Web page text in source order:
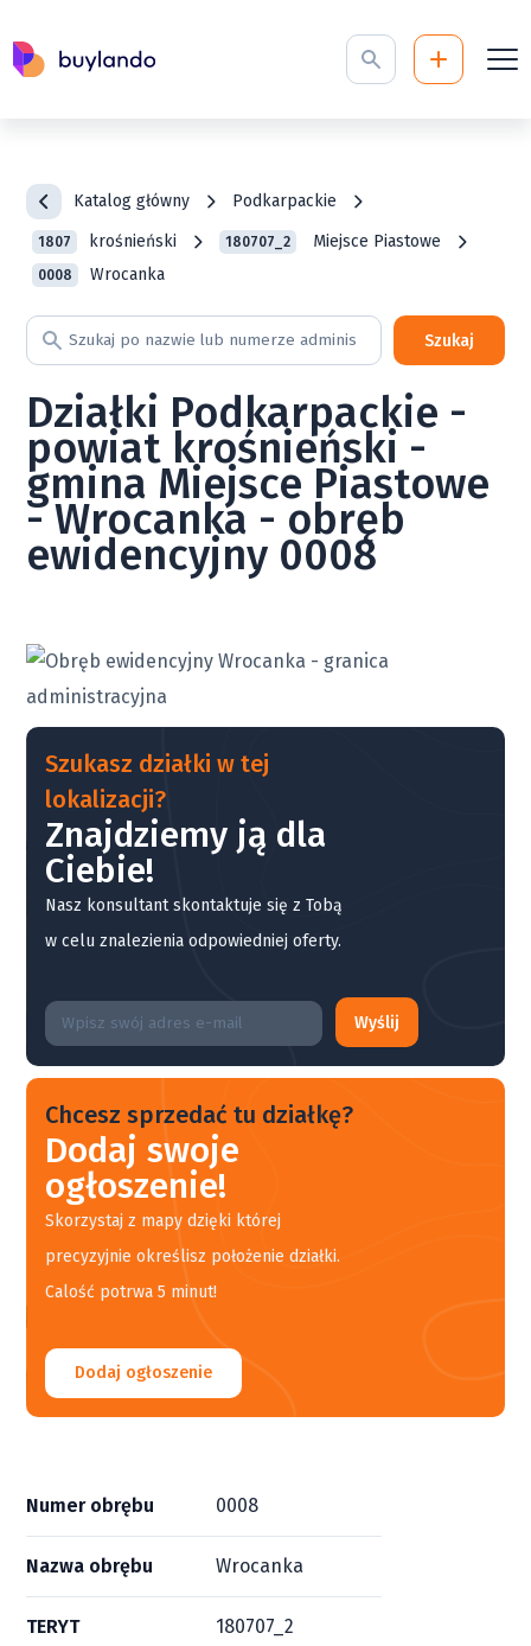
Katalog główny Podkarpackie
1807 krośnieński 180707_2 Miejsce Piastowe
0008 Wrocanka
Szukaj
Działki Podkarpackie -
powiat krośnieński -
gmina Miejsce Piastowe
- Wrocanka - obręb
ewidencyjny 0008
Szukasz działki w tej
lokalizacji?
Znajdziemy ją dla
Ciebie!
Nasz konsultant skontaktuje się z Tobą
w celu znalezienia odpowiedniej oferty.
Wyślij
Chcesz sprzedać tu działkę?
Dodaj swoje
ogłoszenie!
Skorzystaj z mapy dzięki której
precyzyjnie określisz położenie działki.
Calość potrwa 5 minut!
Dodaj ogłoszenie
Numer obrębu 0008
Nazwa obrębu Wrocanka
TERYT 180707_2